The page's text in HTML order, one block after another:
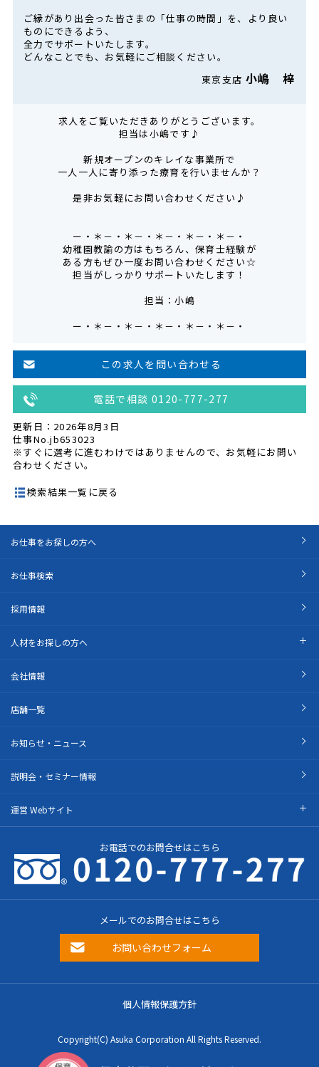
ご縁があり出会った皆さまの「仕事の時間」を、より良い
ものにできるよう、
全力でサポートいたします。
どんなことでも、お気軽にご相談ください。
東京支店 小嶋 梓
求人をご覧いただきありがとうございます。
担当は小嶋です♪
新規オープンのキレイな事業所で
一人一人に寄り添った療育を行いませんか？
是非お気軽にお問い合わせください♪
ー・＊－・＊－・＊－・＊－・＊－・
幼稚園教諭の方はもちろん、保育士経験が
ある方もぜひ一度お問い合わせください☆
担当がしっかりサポートいたします！
担当：小嶋
ー・＊－・＊－・＊－・＊－・＊－・
この求人を問い合わせる
電話で相談 0120-777-277
更新日：2026年8月3日
仕事No.jb653023
※すぐに選考に進むわけではありませんので、お気軽にお問い
合わせください。
検索結果一覧に戻る
お仕事をお探しの方へ
お仕事検索
採用情報
人材をお探しの方へ
会社情報
店舗一覧
お知らせ・ニュース
説明会・セミナー情報
運営 Webサイト
お電話でのお問合せはこちら
メールでのお問合せはこちら
お問い合わせフォーム
個人情報保護方針
Copyright(C) Asuka Corporation All Rights Reserved.